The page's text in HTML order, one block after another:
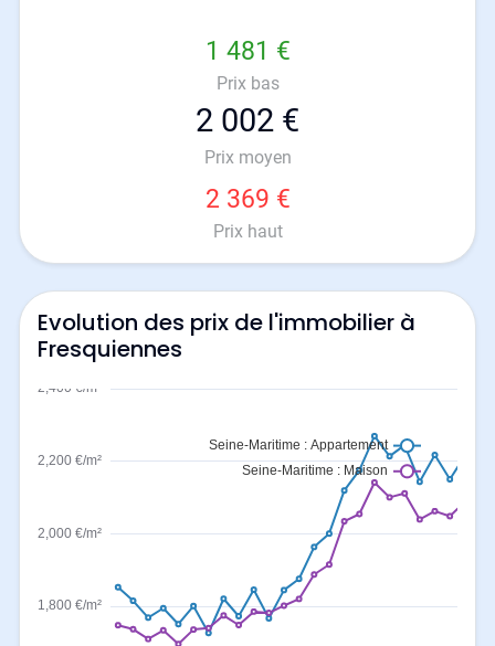
1 481 €
Prix bas
2 002 €
Prix moyen
2 369 €
Prix haut
Evolution des prix de l'immobilier à
Fresquiennes